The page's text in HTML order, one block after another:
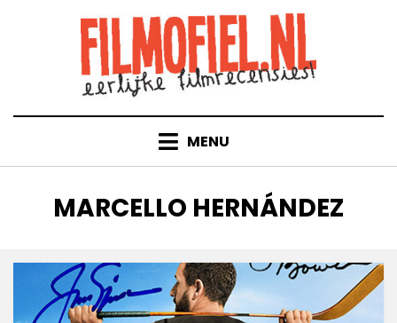
MENU
TAG
:
MARCELLO HERNÁNDEZ